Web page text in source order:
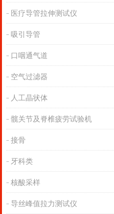
医疗导管拉伸测试仪
吸引导管
口咽通气道
空气过滤器
人工晶状体
髋关节及脊椎疲劳试验机
接骨
牙科类
核酸采样
导丝峰值拉力测试仪